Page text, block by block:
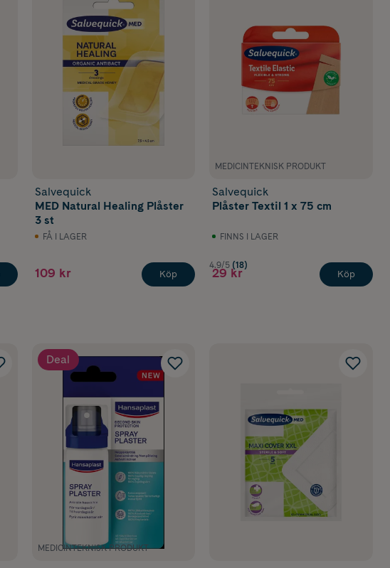
Salvequick
MED Natural Healing Plåster
3 st
FÅ I LAGER
109 kr Köp
MEDICINTEKNISK PRODUKT
Salvequick
Plåster Textil 1 x 75 cm
FINNS I LAGER
4.9/5 (18)
29 kr Köp
Deal
MEDICINTEKNISK PRODUKT